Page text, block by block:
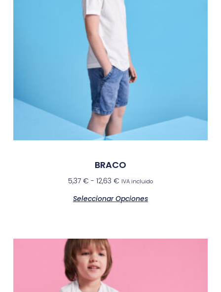
BRACO
5,37 € - 12,63 € IVA incluido
Seleccionar Opciones